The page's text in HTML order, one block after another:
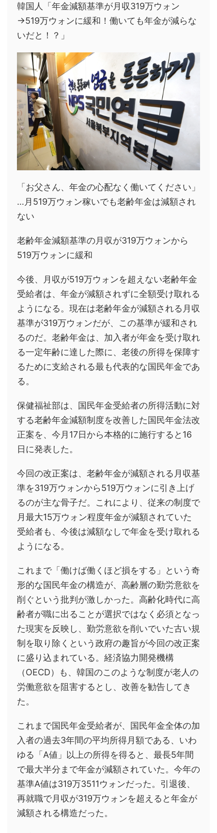
韓国人「年金減額基準が月収319万ウォン
→519万ウォンに緩和！働いても年金が減らな
いだと！？」
「お父さん、年金の心配なく働いてください」
…月519万ウォン稼いでも老齢年金は減額され
ない
老齢年金減額基準の月収が319万ウォンから
519万ウォンに緩和
今後、月収が519万ウォンを超えない老齢年金
受給者は、年金が減額されずに全額受け取れる
ようになる。現在は老齢年金が減額される月収
基準が319万ウォンだが、この基準が緩和され
るのだ。老齢年金は、加入者が年金を受け取れ
る一定年齢に達した際に、老後の所得を保障す
るために支給される最も代表的な国民年金であ
る。
保健福祉部は、国民年金受給者の所得活動に対
する老齢年金減額制度を改善した国民年金法改
正案を、今月17日から本格的に施行すると16
日に発表した。
今回の改正案は、老齢年金が減額される月収基
準を319万ウォンから519万ウォンに引き上げ
るのが主な骨子だ。これにより、従来の制度で
月最大15万ウォン程度年金が減額されていた
受給者も、今後は減額なしで年金を受け取れる
ようになる。
これまで「働けば働くほど損をする」という奇
形的な国民年金の構造が、高齢層の勤労意欲を
削ぐという批判が激しかった。高齢化時代に高
齢者が職に出ることが選択ではなく必須となっ
た現実を反映し、勤労意欲を削いでいた古い規
制を取り除くという政府の趣旨が今回の改正案
に盛り込まれている。経済協力開発機構
（OECD）も、韓国のこのような制度が老人の
労働意欲を阻害するとし、改善を勧告してき
た。
これまで国民年金受給者が、国民年金全体の加
入者の過去3年間の平均所得月額である、いわ
ゆる「A値」以上の所得を得ると、最長5年間
で最大半分まで年金が減額されていた。今年の
基準A値は319万3511ウォンだった。引退後、
再就職で月収が319万ウォンを超えると年金が
減額される構造だった。